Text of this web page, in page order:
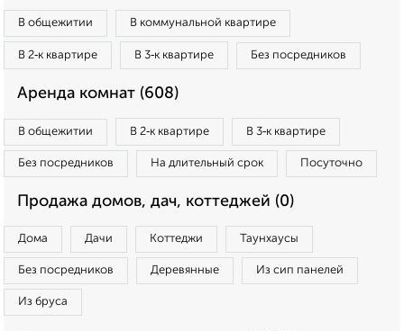
В общежитии В коммунальной квартире
В 2‑к квартире В 3‑к квартире Без посредников
Аренда комнат (608)
В общежитии В 2‑к квартире В 3‑к квартире
Без посредников На длительный срок Посуточно
Продажа домов, дач, коттеджей (0)
Дома Дачи Коттеджи Таунхаусы
Без посредников Деревянные Из сип панелей
Из бруса